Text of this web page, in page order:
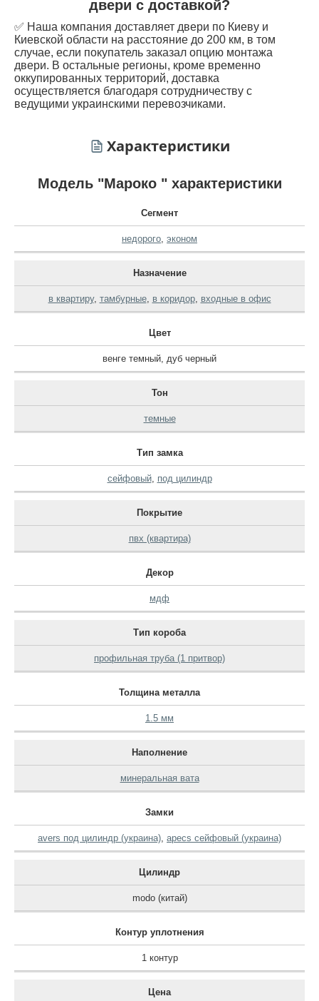
двери с доставкой?
✅ Наша компания доставляет двери по Киеву и
Киевской области на расстояние до 200 км, в том
случае, если покупатель заказал опцию монтажа
двери. В остальные регионы, кроме временно
оккупированных территорий, доставка
осуществляется благодаря сотрудничеству с
ведущими украинскими перевозчиками.
Характеристики
Модель "Мароко " характеристики
Сегмент
недорого эконом
Назначение
в квартиру, тамбурные, в коридор, входные в офис
Цвет
венге темный дуб черный
Тон
темные
Тип замка
сейфовый, под цилиндр
Покрытие
пвх (квартира)
Декор
мдф
Тип короба
профильная труба (1 притвор)
Толщина металла
1.5 мм
Наполнение
минеральная вата
Замки
avers под цилиндр (украина) apecs сейфовый (украина)
Цилиндр
modo (китай)
Контур уплотнения
1 контур
Цена